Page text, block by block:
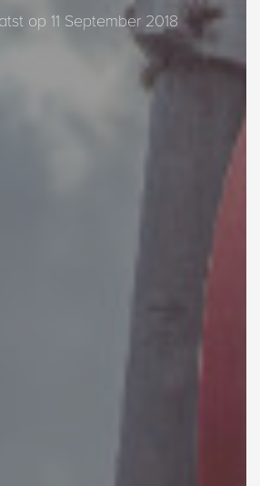
op 11 September 2018